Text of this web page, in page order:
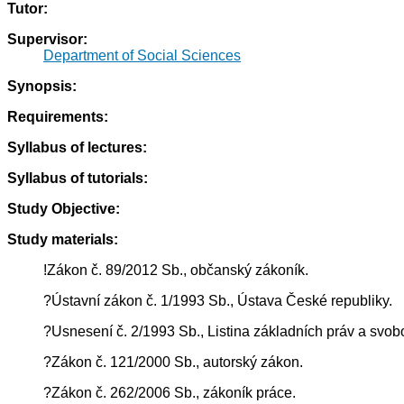
Tutor:
Supervisor:
Department of Social Sciences
Synopsis:
Requirements:
Syllabus of lectures:
Syllabus of tutorials:
Study Objective:
Study materials:
!Zákon č. 89/2012 Sb., občanský zákoník.
?Ústavní zákon č. 1/1993 Sb., Ústava České republiky.
?Usnesení č. 2/1993 Sb., Listina základních práv a
?Zákon č. 121/2000 Sb., autorský zákon.
?Zákon č. 262/2006 Sb., zákoník práce.